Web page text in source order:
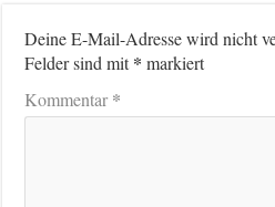
Deine E-Mail-Adresse wird nicht
Felder sind mit* markiert
Kommentar*